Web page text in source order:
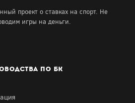
проект о ставках на спорт. Не
игры на деньги.
ПО БК